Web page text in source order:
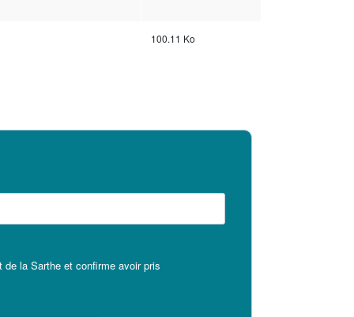
100.11 Ko
la Sarthe et confirme avoir pris